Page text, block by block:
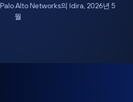
Palo Alto Networks의 Idira, 2026년 5
월